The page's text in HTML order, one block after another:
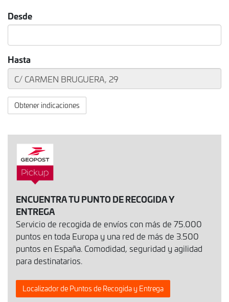
Desde
Hasta
Obtener indicaciones
ENCUENTRA TU PUNTO DE RECOGIDA Y
ENTREGA
Servicio de recogida de envíos con más de 75.000
puntos en toda Europa y una red de más de 3.500
puntos en España. Comodidad, seguridad y agilidad
para destinatarios.
Localizador de Puntos de Recogida y Entrega